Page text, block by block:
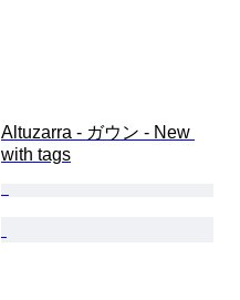
Altuzarra - ガウン - New
with tags